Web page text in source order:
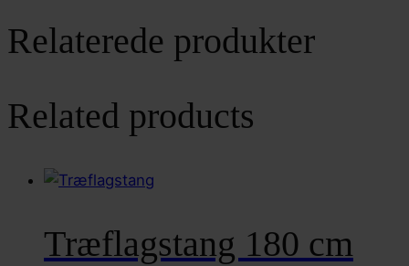
Relaterede produkter
Related products
Træflagstang 180 cm